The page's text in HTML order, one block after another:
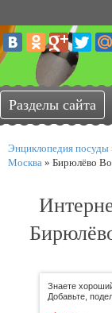
Энциклопедия посуды
Москва » Бирюлёво
Знаете
Добавьте,